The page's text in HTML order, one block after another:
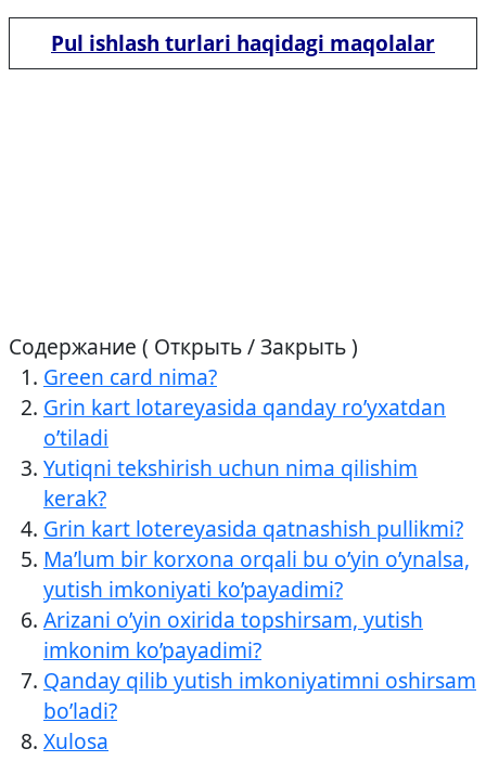
Pul ishlash turlari haqidagi maqolalar
Содержание ( Открыть / Закрыть )
Green card nima?
Grin kart lotareyasida qanday ro’yxatdan
o’tiladi
Yutiqni tekshirish uchun nima qilishim
kerak?
Grin kart lotereyasida qatnashish pullikmi?
Ma’lum bir korxona orqali bu o’yin o’ynalsa,
yutish imkoniyati ko’payadimi?
Arizani o’yin oxirida topshirsam, yutish
imkonim ko’payadimi?
Qanday qilib yutish imkoniyatimni oshirsam
bo’ladi?
Xulosa